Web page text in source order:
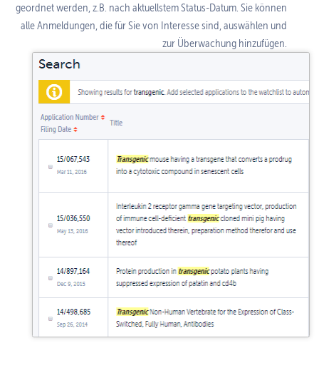
geordnet werden, z.B. nach aktuellstem Status-Datum. Sie können
alle Anmeldungen, die für Sie von Interesse sind, auswählen und
zur Überwachung hinzufügen.